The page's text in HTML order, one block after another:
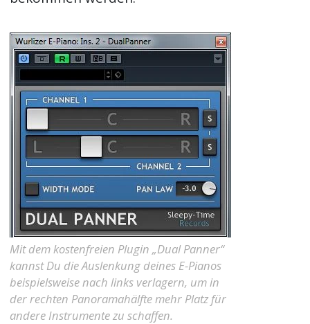
Mit dem kostenfreien Plugin „Dual Panner“
kannst Du die Auslenkung deines E-Pianos
beispielsweise nach links verlagern, um in
der rechten Panoramahälfte mehr Platz für
andere Instrumente zu schaffen.